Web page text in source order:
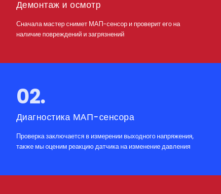
Демонтаж и осмотр
Сначала мастер снимет МАП-сенсор и проверит его на
наличие повреждений и загрязнений
02.
Диагностика МАП-сенсора
Проверка заключается в измерении выходного напряжения,
также мы оценим реакцию датчика на изменение давления